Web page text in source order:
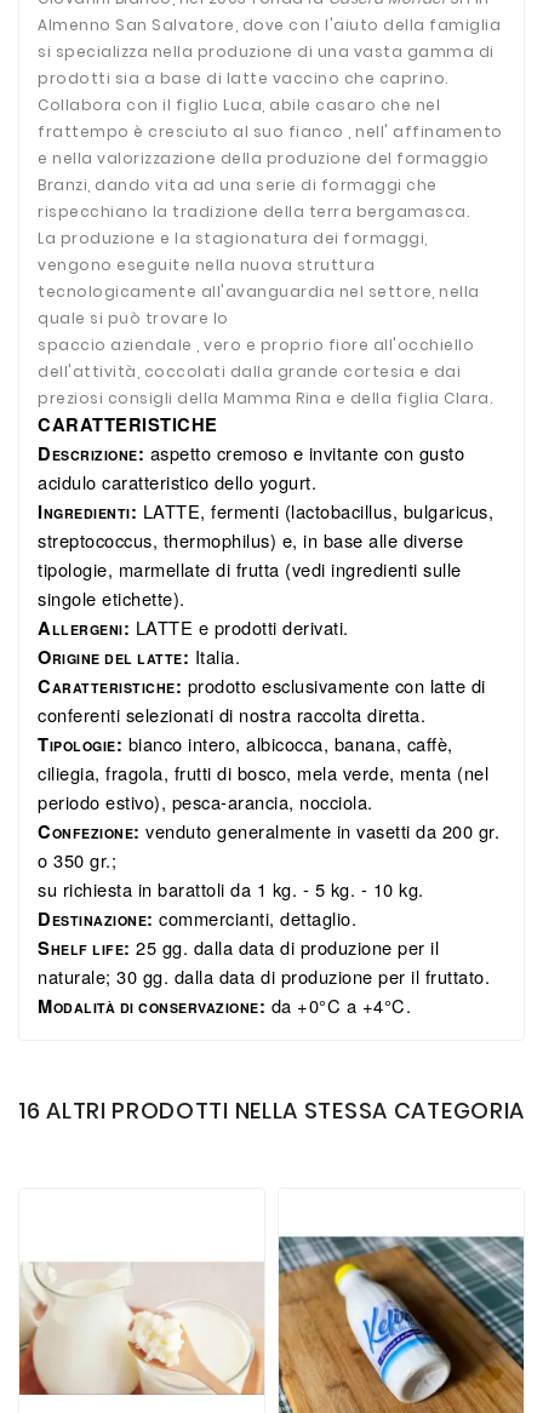
Almenno San Salvatore, dove con l'aiuto della famiglia
si specializza nella produzione di una vasta gamma di
prodotti sia a base di latte vaccino che caprino.
Collabora con il figlio Luca, abile casaro che nel
frattempo è cresciuto al suo fianco , nell' affinamento
e nella valorizzazione della produzione del formaggio
Branzi, dando vita ad una serie di formaggi che
rispecchiano la tradizione della terra bergamasca.
La produzione e la stagionatura dei formaggi,
vengono eseguite nella nuova struttura
tecnologicamente all'avanguardia nel settore, nella
quale si può trovare lo
spaccio aziendale , vero e proprio fiore all'occhiello
dell'attività, coccolati dalla grande cortesia e dai
preziosi consigli della Mamma Rina e della figlia Clara.
CARATTERISTICHE
DESCRIZIONE: aspetto cremoso e invitante con gusto
acidulo caratteristico dello yogurt.
INGREDIENTI: LATTE, fermenti (lactobacillus, bulgaricus,
streptococcus, thermophilus) e, in base alle diverse
tipologie, marmellate di frutta (vedi ingredienti sulle
singole etichette).
ALLERGENI: LATTE e prodotti derivati.
ORIGINE DEL LATTE: Italia.
CARATTERISTICHE: prodotto esclusivamente con latte di
conferenti selezionati di nostra raccolta diretta.
TIPOLOGIE: bianco intero, albicocca, banana, caffè,
ciliegia, fragola, frutti di bosco, mela verde, menta (nel
periodo estivo), pesca-arancia, nocciola.
CONFEZIONE: venduto generalmente in vasetti da 200 gr.
o 350 gr.;
su richiesta in barattoli da 1 kg. - 5 kg. - 10 kg.
DESTINAZIONE: commercianti, dettaglio.
SHELF LIFE: 25 gg. dalla data di produzione per il
naturale; 30 gg. dalla data di produzione per il fruttato.
MODALITÀ DI CONSERVAZIONE: da +0°C a +4°C.
16 ALTRI PRODOTTI NELLA STESSA CATEGORIA